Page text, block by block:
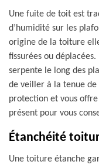
Une fuite de toit est
d’humidité sur les
origine de la toiture
fissurées ou
serpente le long des
de veiller à la tenue de
protection et vous
présent pour vous
Étanchéité
Une toiture étanche